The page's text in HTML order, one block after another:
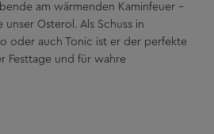
am wärmenden Kaminfeuer –
Osterol. Als Schuss in
oder auch Tonic ist er der perfekte
Festtage und für wahre